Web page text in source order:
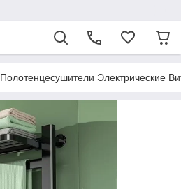
Полотенцесушители Электрические